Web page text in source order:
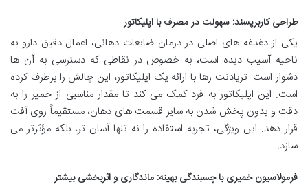
طراحی کاربرپسند: سهولت در مصرف با اپلیکاتور
یکی از دغدغه های اصلی در درمان ضایعات دهانی، اعمال دقیق دارو به
ناحیه آسیب دیده است، به خصوص در نقاطی که دسترسی به آن ها
دشوار است. تریادنت رها با ارائه یک اپلیکاتور، این چالش را برطرف کرده
است. این اپلیکاتور به فرد کمک می کند تا مقدار مناسبی از خمیر را به
دقت و بدون پخش شدن به سایر قسمت های دهان، مستقیماً روی آفت
قرار دهد. این ویژگی، تجربه استفاده را نه تنها آسان تر، بلکه مؤثرتر می
سازد.
فرمولاسیون خمیری با چسبندگی بهینه: ماندگاری و اثربخشی بیشتر